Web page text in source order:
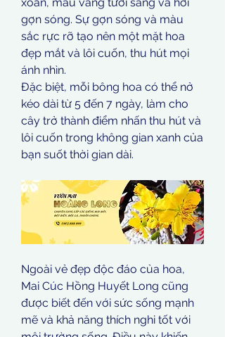
gợn sóng. Sự gợn sóng và màu
sắc rực rỡ tạo nên một mặt hoa
đẹp mắt và lôi cuốn, thu hút mọi
ánh nhìn.
Đặc biệt, mỗi bông hoa có thể nở
kéo dài từ 5 đến 7 ngày, làm cho
cây trở thành điểm nhấn thu hút và
lôi cuốn trong không gian xanh của
bạn suốt thời gian dài.
Ngoài vẻ đẹp độc đáo của hoa,
Mai Cúc Hồng Huyết Long cũng
được biết đến với sức sống mạnh
mẽ và khả năng thích nghi tốt với